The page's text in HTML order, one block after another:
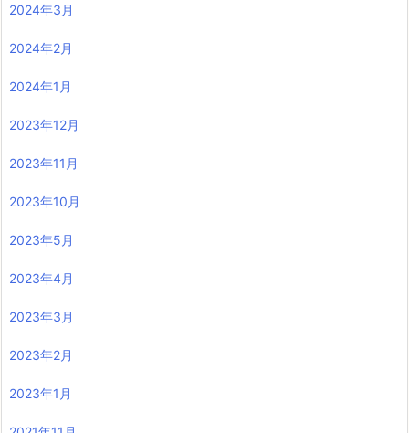
2024年3月
2024年2月
2024年1月
2023年12月
2023年11月
2023年10月
2023年5月
2023年4月
2023年3月
2023年2月
2023年1月